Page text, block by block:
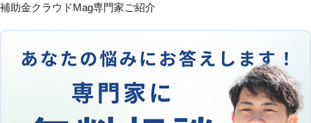
補助金クラウドMag専門家ご紹介